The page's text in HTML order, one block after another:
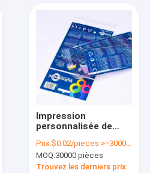
Impression
personnalisée de
adhésifs pour
l'emballage en poche
debout
Prix:$0.02/pieces >=30000 pieces
MOQ:30000 pièces
Trouvez les derniers prix